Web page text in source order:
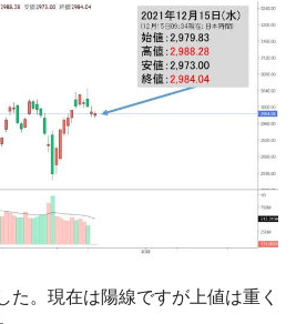
年07月の輸出入」絶好調。半導
出全体の41％もある
明「青年層の雇用状況が悪い。せ
」⇒ どんな雇用対策だソレ。
外貨準備】2026年07月は4,279億ド
ドル」
こは北朝鮮なのか。選管がサーバ
たのは明白だ」
た。現在は陽線ですが上値は重く